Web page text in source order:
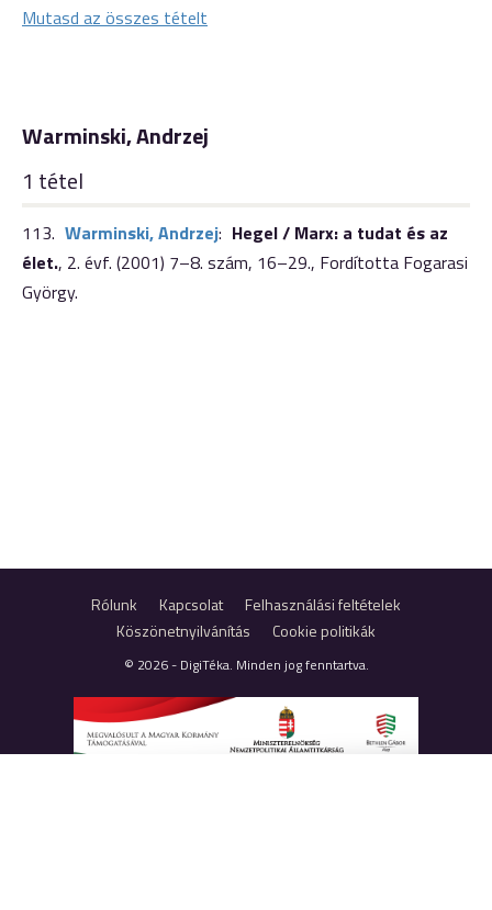
Mutasd az összes tételt
Warminski, Andrzej
1 tétel
113. Warminski, Andrzej: Hegel / Marx: a tudat és az
élet., 2. évf. (2001) 7–8. szám, 16–29., Fordította Fogarasi
György.
Rólunk Kapcsolat
Felhasználási feltételek
Köszönetnyilvánítás
Cookie politikák
© 2026 - DigiTéka. Minden jog fenntartva.